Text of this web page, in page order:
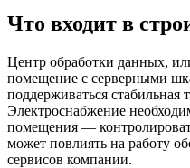
Что входит в
Центр обработки данных,
помещение с серверными
поддерживаться стабильная
Электроснабжение
помещения —
может повлиять на работу
сервисов компании.